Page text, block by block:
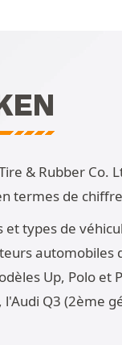
& Rubber
termes de
types de
Up, Polo
Q3 (2ème